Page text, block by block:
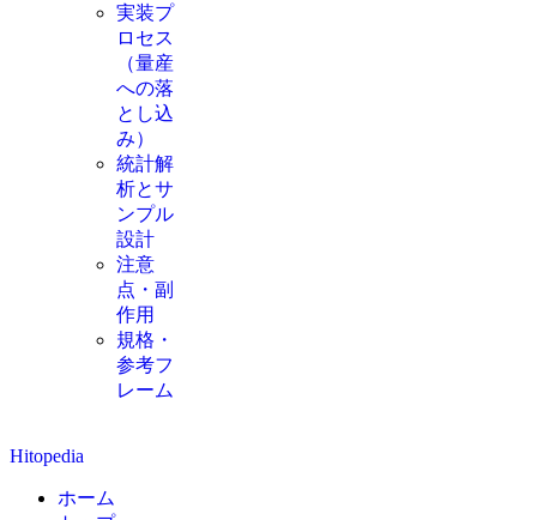
実装プ
ロセス
（量産
への落
とし込
み）
統計解
析とサ
ンプル
設計
注意
点・副
作用
規格・
参考フ
レーム
Hitopedia
ホーム